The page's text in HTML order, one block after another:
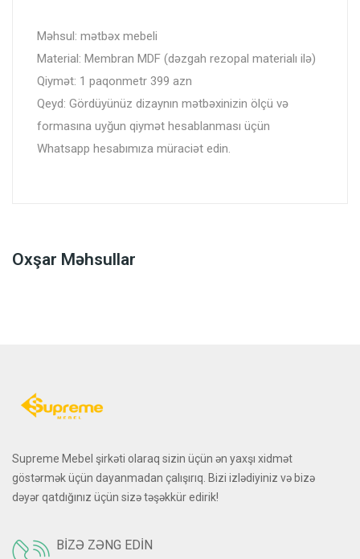
Məhsul: mətbəx mebeli
Material: Membran MDF (dəzgah rezopal materialı ilə)
Qiymət: 1 paqonmetr 399 azn
Qeyd: Gördüyünüz dizaynın mətbəxinizin ölçü və
formasına uyğun qiymət hesablanması üçün
Whatsapp hesabımıza müraciət edin.
Oxşar Məhsullar
Supreme Mebel şirkəti olaraq sizin üçün ən yaxşı xidmət
göstərmək üçün dayanmadan çalışırıq. Bizi izlədiyiniz və bizə
dəyər qatdığınız üçün sizə təşəkkür edirik!
BIZƏ ZƏNG EDIN